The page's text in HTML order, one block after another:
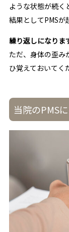
ような状態が続く
結果としてPMSが
繰り返しになりま
ただ、身体の歪み
ひ覚えておいてく
当院のPMS